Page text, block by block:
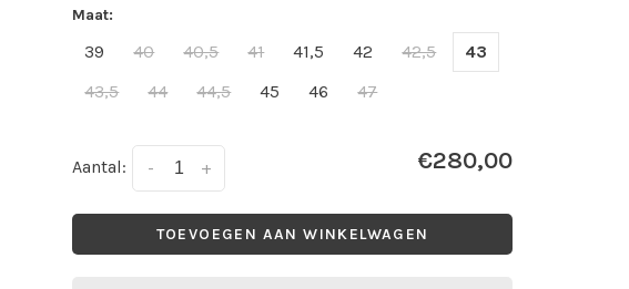
Maat:
39 40 40,5 41 41,5 42 42,5
43
43,5
44 44,5 45 46 47
Aantal: +
- €280,00
TOEVOEGEN AAN WINKELWAGEN